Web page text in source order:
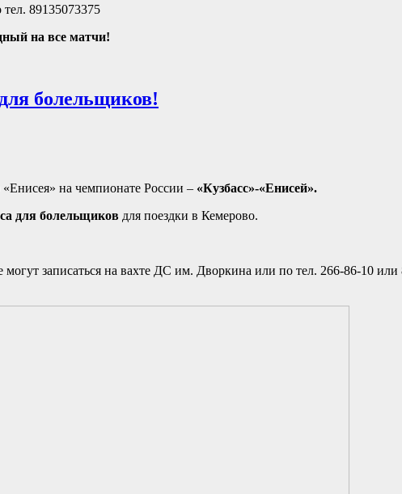
89135073375
на все матчи!
болельщиков!
на чемпионате России – «Кузбасс»-«Енисей».
для болельщиков для поездки в Кемерово.
записаться на вахте ДС им. Дворкина или по тел. 266-86-10 или